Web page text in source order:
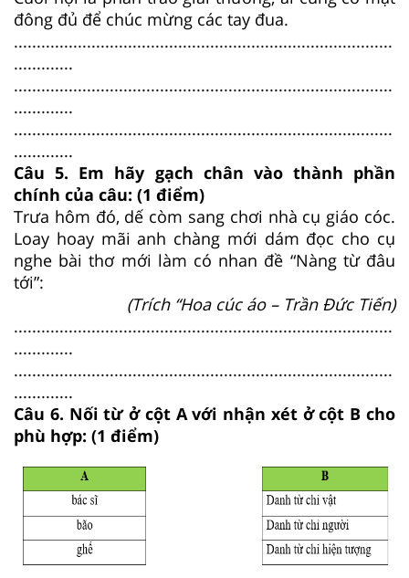
đông đủ để chúc mừng các tay đua.
...................................................................................
.............
...................................................................................
.............
...................................................................................
.............
Câu 5. Em hãy gạch chân vào thành phần
chính của câu: (1 điểm)
Trưa hôm đó, dế còm sang chơi nhà cụ giáo cóc.
Loay hoay mãi anh chàng mới dám đọc cho cụ
nghe bài thơ mới làm có nhan đề “Nàng từ đâu
tới”:
(Trích “Hoa cúc áo – Trần Đức Tiến)
...................................................................................
.............
...................................................................................
.............
Câu 6. Nối từ ở cột A với nhận xét ở cột B cho
phù hợp: (1 điểm)